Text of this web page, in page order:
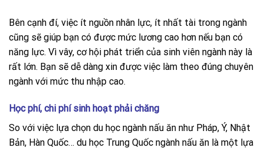
Bên cạnh đí, việc ít nguồn nhân lực, ít nhất tài trong ngành
cũng sẽ giúp bạn có được mức lương cao hơn nếu bạn có
năng lực. Vì vây, cơ hội phát triển của sinh viên ngành này là
rất lớn. Bạn sẽ dễ dàng xin được việc làm theo đúng chuyên
ngành với mức thu nhập cao.
Học phí, chi phí sinh hoạt phải chăng
So với việc lựa chọn du học ngành nấu ăn như Pháp, Ý, Nhật
Bản, Hàn Quốc… du học Trung Quốc ngành nấu ăn là một lựa